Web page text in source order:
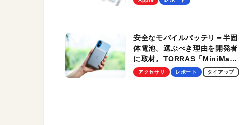
安全なモバイルバッテリ＝半固
体電池。選ぶべき理由を開発者
に取材。TORRAS「MiniMag
Pro」の実機レビューも
アクセサリ レポート タイアップ